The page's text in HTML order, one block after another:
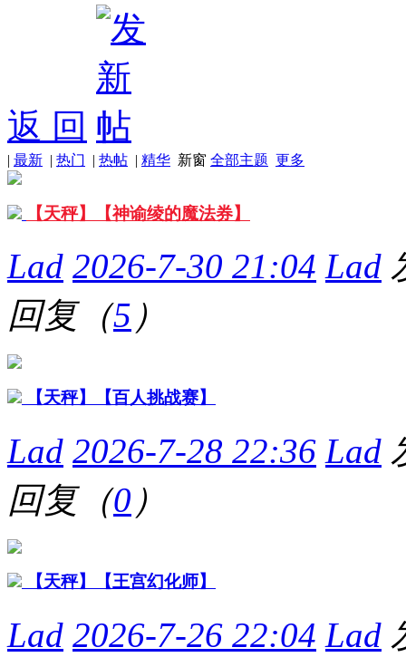
返 回
| 最新 | 热门 | 热帖 | 精华 新窗 全部主题 更多
【天秤】【神谕绫的魔法券】
Lad 2026-7-30 21:04 Lad
回复（5 ）
【天秤】【百人挑战赛】
Lad 2026-7-28 22:36 Lad
回复（0 ）
【天秤】【王宫幻化师】
Lad 2026-7-26 22:04 Lad